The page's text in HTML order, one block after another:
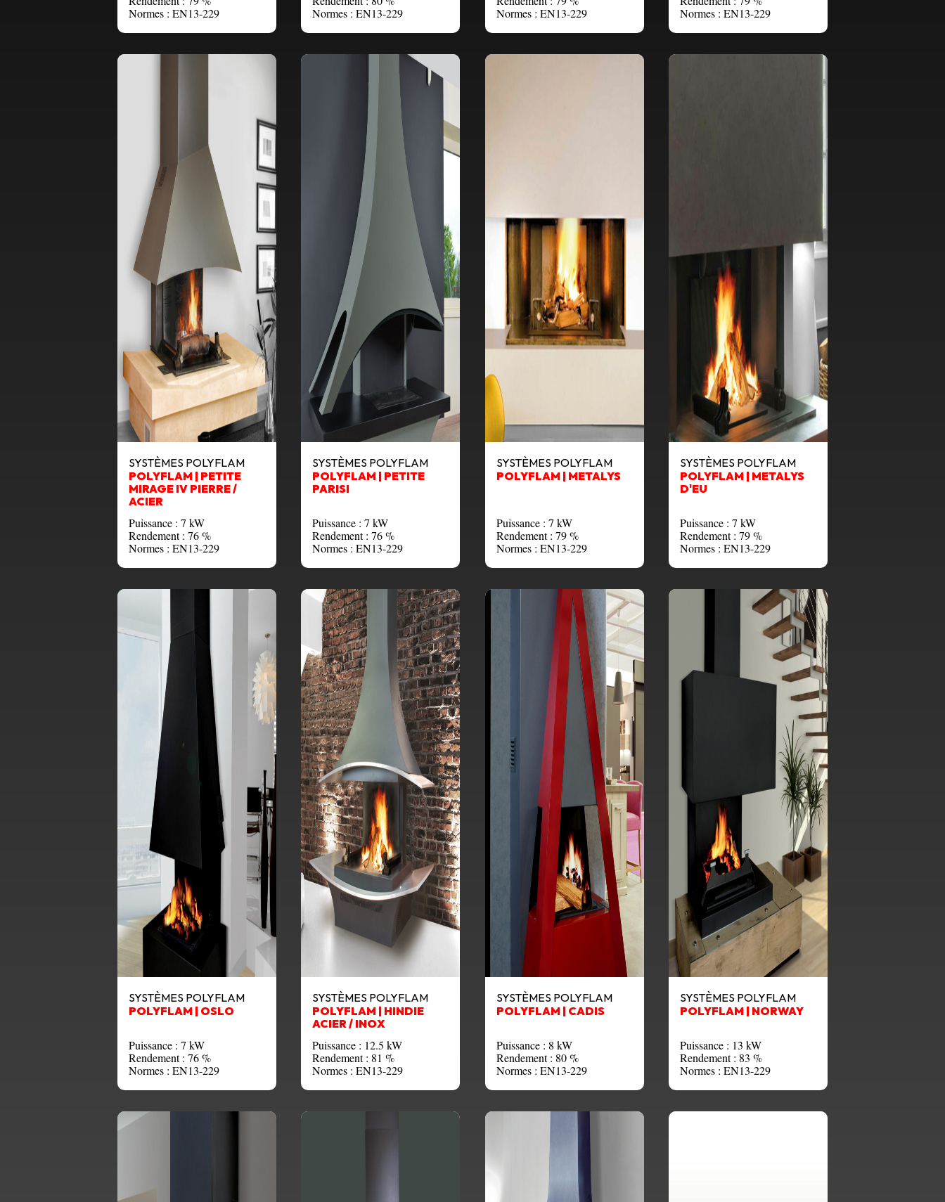
Normes : EN13-229
Normes : EN13-229
Normes : EN13-229
Normes : EN13-229
SYSTÈMES POLYFLAM
POLYFLAM | PETITE
MIRAGE IV PIERRE /
ACIER
Puissance : 7 kW
Rendement : 76 %
Normes : EN13-229
SYSTÈMES POLYFLAM
POLYFLAM | PETITE
PARISI
Puissance : 7 kW
Rendement : 76 %
Normes : EN13-229
SYSTÈMES POLYFLAM
POLYFLAM | METALYS
Puissance : 7 kW
Rendement : 79 %
Normes : EN13-229
SYSTÈMES POLYFLAM
POLYFLAM | METALYS
D'EU
Puissance : 7 kW
Rendement : 79 %
Normes : EN13-229
SYSTÈMES POLYFLAM
POLYFLAM | OSLO
Puissance : 7 kW
Rendement : 76 %
Normes : EN13-229
SYSTÈMES POLYFLAM
POLYFLAM | HINDIE
ACIER / INOX
Puissance : 12.5 kW
Rendement : 81 %
Normes : EN13-229
SYSTÈMES POLYFLAM
POLYFLAM | CADIS
Puissance : 8 kW
Rendement : 80 %
Normes : EN13-229
SYSTÈMES POLYFLAM
POLYFLAM | NORWAY
Puissance : 13 kW
Rendement : 83 %
Normes : EN13-229